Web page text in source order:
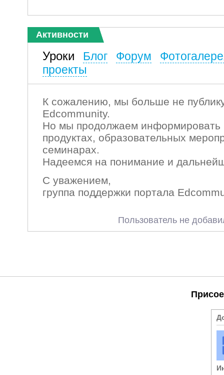
Активности
Уроки Блог Форум
проекты
К сожалению, мы больше не
Edcommunity.
Но мы продолжаем информировать
продуктах, образовательных
семинарах.
Надеемся на понимание и
С уважением,
группа поддержки портала
Пользователь не